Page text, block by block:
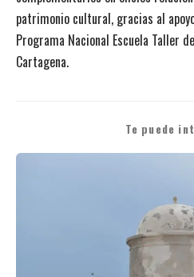
patrimonio cultural, gracias al
Programa Nacional Escuela Taller
Cartagena.
Te puede